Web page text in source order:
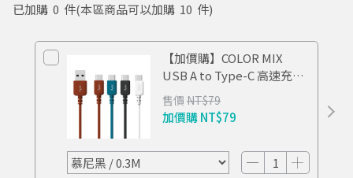
已加購 0 件(本區商品可以加購 10 件)
【加價購】COLOR MIX
USB A to Type-C 高速充電
傳輸線 0.3M
售價 NT$79
加價購NT$79